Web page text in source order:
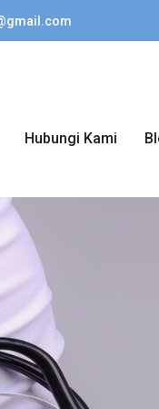
Hubungi Kami